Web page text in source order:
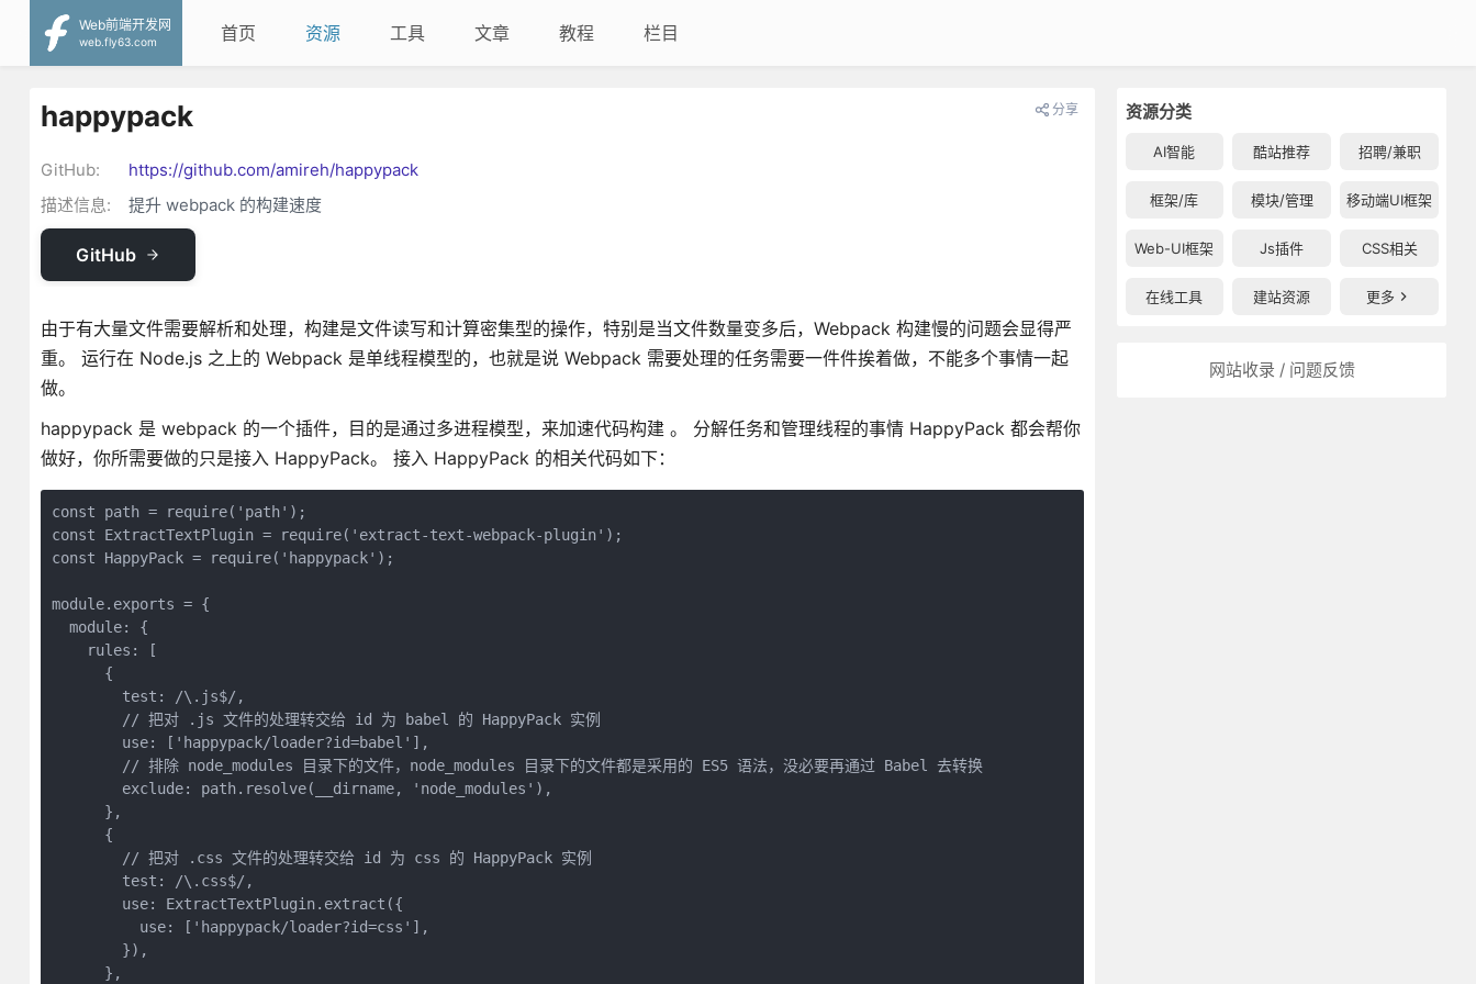
Web前端开发网
web.fly63.com
首页 资源 工具 文章 教程 栏目
资源分类
AI智能 酷站推荐 招聘/兼职
框架/库 模块/管理 移动端UI框架
Web-UI框架 Js插件 CSS相关
在线工具 建站资源 更多
网站收录 / 问题反馈
happypack 分享
GitHub:
https://github.com/amireh/happypack
描述信息:
提升 webpack 的构建速度
GitHub
由于有大量文件需要解析和处理，构建是文件读写和计算密集型的操作，特别是当文件数量变多后，Webpack 构建慢的问题会显得严
重。 运行在 Node.js 之上的 Webpack 是单线程模型的，也就是说 Webpack 需要处理的任务需要一件件挨着做，不能多个事情一起
做。
happypack 是 webpack 的一个插件，目的是通过多进程模型，来加速代码构建 。 分解任务和管理线程的事情 HappyPack 都会帮你
做好，你所需要做的只是接入 HappyPack。 接入 HappyPack 的相关代码如下：
const path = require('path');
const ExtractTextPlugin = require('extract-text-webpack-plugin');
const HappyPack = require('happypack');
module.exports = {
  module: {
    rules: [
      {
        test: /\.js$/,
        // 把对 .js 文件的处理转交给 id 为 babel 的 HappyPack 实例
        use: ['happypack/loader?id=babel'],
        // 排除 node_modules 目录下的文件，node_modules 目录下的文件都是采用的 ES5 语法，没必要再通过 Babel 去转换
        exclude: path.resolve(__dirname, 'node_modules'),
      },
      {
        // 把对 .css 文件的处理转交给 id 为 css 的 HappyPack 实例
        test: /\.css$/,
        use: ExtractTextPlugin.extract({
          use: ['happypack/loader?id=css'],
        }),
      },